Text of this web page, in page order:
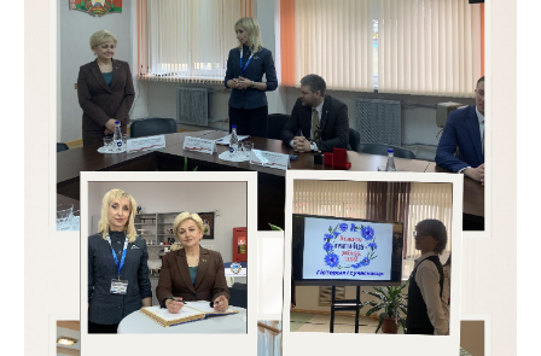
Антимонопольное
регулирование и
конкуренция
Торговля и услуги
Регулирование и
контроль закупок
Защита прав
потребителей
Регулирование
рекламной
деятельности